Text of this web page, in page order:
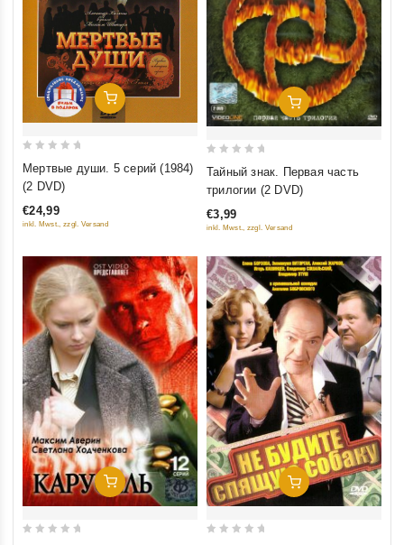
Добавить В Корзину
out
5
Мертвые души. 5 серий (1984)
(2 DVD)
€24,99
inkl. Mwst., zzgl. Versand
Добавить В Корзину
5
Тайный знак. Первая часть
трилогии (2 DVD)
€3,99
inkl. Mwst., zzgl. Versand
Добавить В Корзину Добавить В Корзину